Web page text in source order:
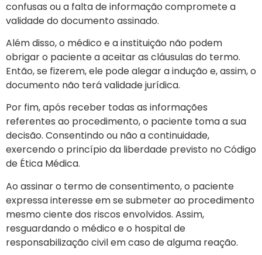
confusas ou a falta de informação compromete a
validade do documento assinado.
Além disso, o médico e a instituição não podem
obrigar o paciente a aceitar as cláusulas do termo.
Então, se fizerem, ele pode alegar a indução e, assim, o
documento não terá validade jurídica.
Por fim, após receber todas as informações
referentes ao procedimento, o paciente toma a sua
decisão. Consentindo ou não a continuidade,
exercendo o princípio da liberdade previsto no Código
de Ética Médica.
Ao assinar o termo de consentimento, o paciente
expressa interesse em se submeter ao procedimento
mesmo ciente dos riscos envolvidos. Assim,
resguardando o médico e o hospital de
responsabilização civil em caso de alguma reação.